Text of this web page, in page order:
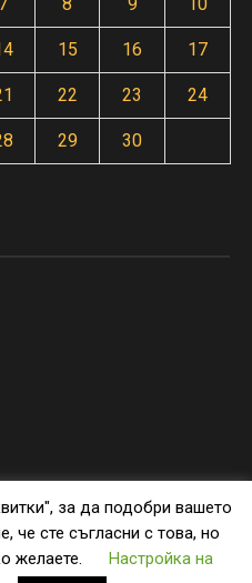
15 16 17
22 23 24
29 30
| New Media Info Ltd
за да подобри вашето
че сте съгласни с това, но
желаете.
Настройка на